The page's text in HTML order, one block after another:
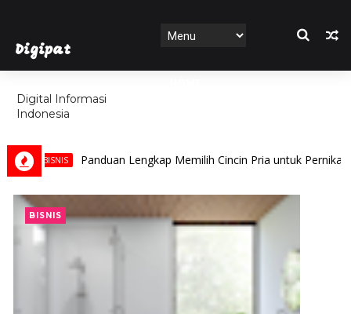
Digipat
Digital Informasi
Indonesia
FEATURES
BISNIS Panduan Lengkap Memilih Cincin Pria untuk Pernikahan,
BISNIS